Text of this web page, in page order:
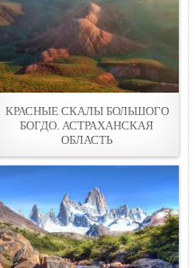
КРАСНЫЕ СКАЛЫ БОЛЬШОГО
БОГДО. АСТРАХАНСКАЯ
ОБЛАСТЬ